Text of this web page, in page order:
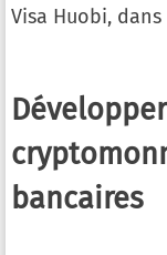
Visa Huobi,
bancaires